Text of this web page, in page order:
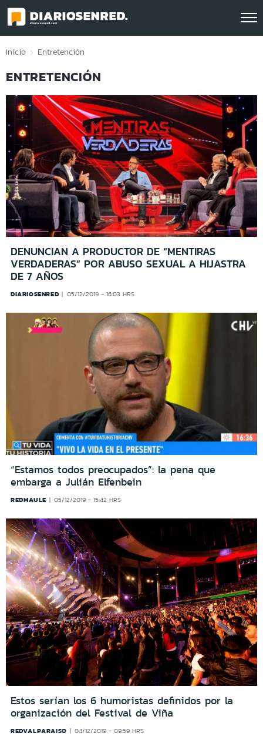
Click acá para ir directamente al contenido
Inicio Entretención
ENTRETENCIÓN
DENUNCIAN A PRODUCTOR DE “MENTIRAS
VERDADERAS” POR ABUSO SEXUAL A HIJASTRA
DE 7 AÑOS
DIARIOSENRED 05/12/2019 - 16:03 HRS
“Estamos todos preocupados”: la pena que
embarga a Julián Elfenbein
REDMAULE 05/12/2019 - 15:42 HRS
Estos serían los 6 humoristas definidos por la
organización del Festival de Viña
REDVALPARAISO 04/12/2019 - 09:59 HRS